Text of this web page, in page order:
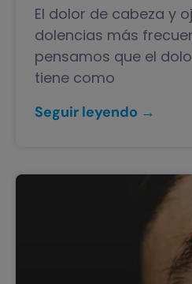
El dolor de cabeza y
dolencias más
pensamos que el
tiene como
Seguir leyendo →